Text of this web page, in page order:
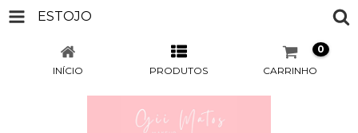
ESTOJO
INÍCIO PRODUTOS CARRINHO
0